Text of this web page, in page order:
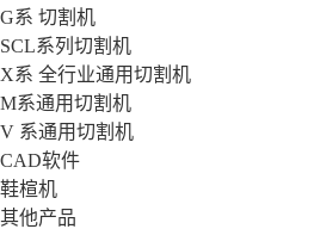
G系 切割机
SCL系列切割机
X系 全行业通用切割机
M系通用切割机
V 系通用切割机
CAD软件
鞋楦机
其他产品